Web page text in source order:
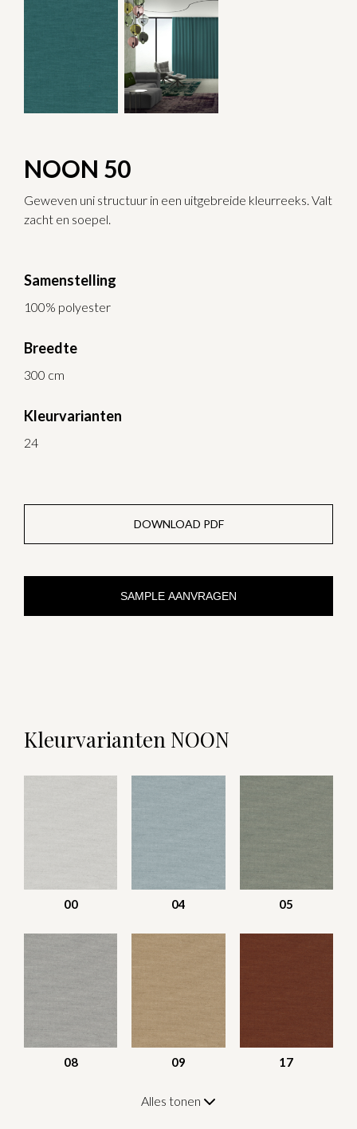
NOON 50
Geweven uni structuur in een uitgebreide kleurreeks. Valt
zacht en soepel.
Samenstelling
100% polyester
Breedte
300 cm
Kleurvarianten
24
DOWNLOAD PDF
SAMPLE AANVRAGEN
Kleurvarianten NOON
00 04 05
08 09 17
Alles tonen